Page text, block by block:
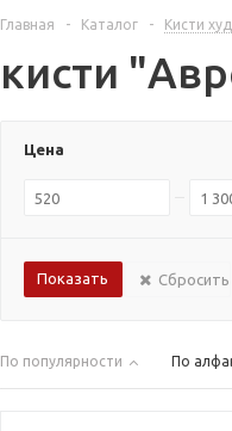
Главная - Каталог - Кисти
кисти
Цена
Сбросить
По популярности По